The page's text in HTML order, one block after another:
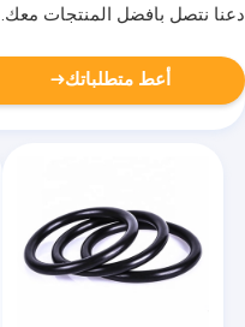
دعنا نتصل بأفضل المنتجات معك.
أعط متطلباتك